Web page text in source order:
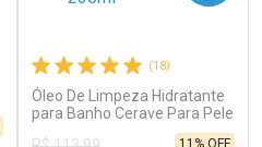
(18)
Óleo De Limpeza Hidratante
para Banho Cerave Para Pele
Normal a Seca 236ml
11% OFF